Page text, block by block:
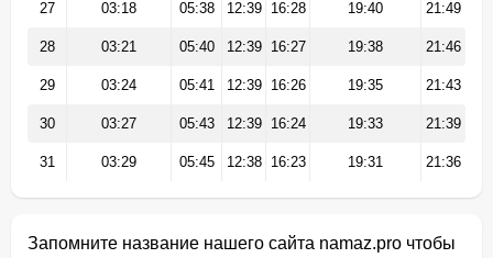
27 03:18 05:38 12:39 16:28 19:40 21:49
28 03:21 05:40 12:39 16:27 19:38 21:46
29 03:24 05:41 12:39 16:26 19:35 21:43
30 03:27 05:43 12:39 16:24 19:33 21:39
31 03:29 05:45 12:38 16:23 19:31 21:36
Запомните название нашего сайта namaz.pro чтобы